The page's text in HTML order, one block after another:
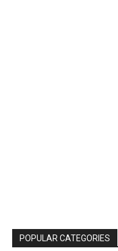
POPULAR CATEGORIES